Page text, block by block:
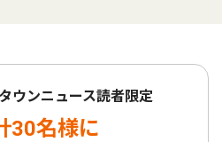
ウンニュース読者限定
30名様に